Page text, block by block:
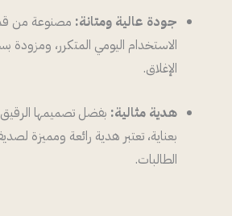
جودة عالية ومتانة: مصنوعة من
الاستخدام اليومي المتكرر،
الإغلاق.
هدية مثالية: بفضل تصميمها الرقيق
بعناية، تعتبر هدية رائعة ومميزة
الطالبات.